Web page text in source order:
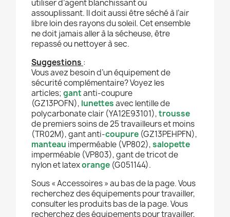
utiliser d’agent blanchissant ou
assouplissant. Il doit aussi être séché à l’air
libre loin des rayons du soleil. Cet ensemble
ne doit jamais aller à la sécheuse, être
repassé ou nettoyer à sec.
Suggestions :
Vous avez besoin d’un équipement de
sécurité complémentaire? Voyez les
articles; gantanti-coupure
(GZ13POFN), lunettesavec lentille de
polycarbonate clair (YA12E93101),trousse
de premiers soins de 25 travailleurs et moins
(TR02M), gant anti-coupure (GZ13PEHPFN),
manteau imperméable (VP802),salopette
imperméable (VP803), gant de tricot de
nylon et latexorange (G051144).
Sous « Accessoires » au bas de la page. Vous
recherchez des équipements pour travailler,
consulter les produits bas de la page. Vous
recherchez des équipements pour travailler,